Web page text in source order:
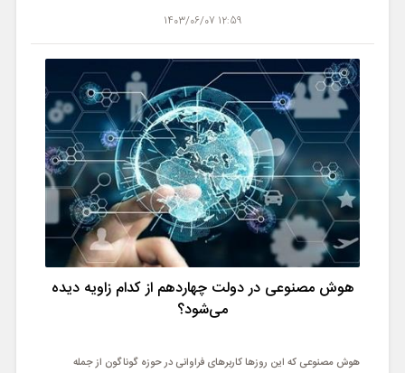
12:59 1403/06/07
هوش مصنوعی در دولت چهاردهم از کدام زاویه دیده
می‌شود؟
هوش مصنوعی که این روزها کاربرهای فراوانی در حوزه گوناگون از جمله